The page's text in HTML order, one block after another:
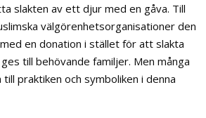
slakten av ett djur med en gåva. Till
välgörenhetsorganisationer den
en donation i stället för att slakta
till behövande familjer. Men många
praktiken och symboliken i denna